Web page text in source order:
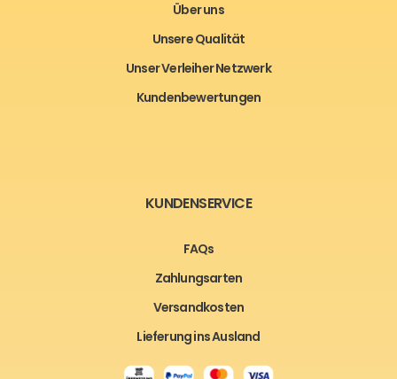
Über uns
Unsere Qualität
Unser Verleiher Netzwerk
Kundenbewertungen
KUNDENSERVICE
FAQs
Zahlungsarten
Versandkosten
Lieferung ins Ausland